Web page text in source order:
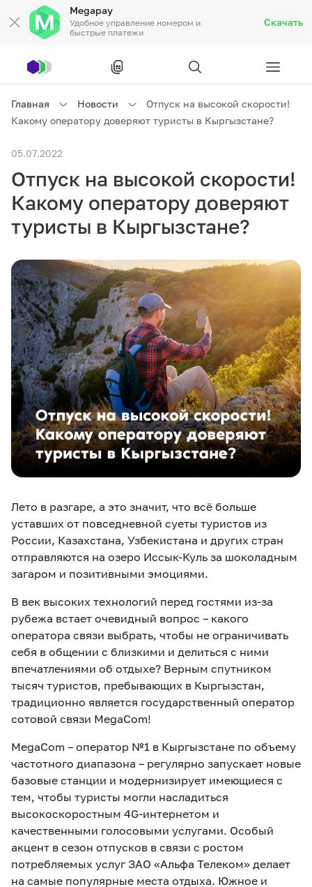
Megapay
Удобное управление номером и
быстрые платежи
Скачать
Частным клиентам
Бизнесу
Связь
eSIM M2M
Услуги
Все услуги Развлечения Соц.сети
Звонки и SMS Подбор номера Доставка SIM
Компания
Карта офисов и
покрытие
Сервисы
MegaTV MegaKassa
Главная Новости
Отпуск на высокой скорости!
Какому оператору доверяют туристы в Кыргызстане?
05.07.2022
Отпуск на высокой скорости!
Какому оператору доверяют
туристы в Кыргызстане?
Лето в разгаре, а это значит, что всё больше
уставших от повседневной суеты туристов из
России, Казахстана, Узбекистана и других стран
отправляются на озеро Иссык-Куль за шоколадным
загаром и позитивными эмоциями.
В век высоких технологий перед гостями из-за
рубежа встает очевидный вопрос – какого
оператора связи выбрать, чтобы не ограничивать
себя в общении с близкими и делиться с ними
впечатлениями об отдыхе? Верным спутником
тысяч туристов, пребывающих в Кыргызстан,
традиционно является государственный оператор
сотовой связи MegaCom!
MegaCom – оператор №1 в Кыргызстане по объему
частотного диапазона – регулярно запускает новые
базовые станции и модернизирует имеющиеся с
тем, чтобы туристы могли насладиться
высокоскоростным 4G-интернетом и
качественными голосовыми услугами. Особый
акцент в сезон отпусков в связи с ростом
потребляемых услуг ЗАО «Альфа Телеком» делает
на самые популярные места отдыха. Южное и